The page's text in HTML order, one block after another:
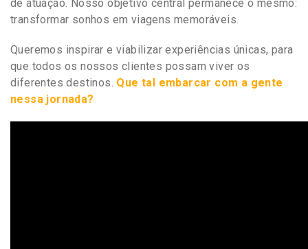
de atuação. Nosso objetivo central permanece o mesmo:
transformar sonhos em viagens memoráveis.
Queremos inspirar e viabilizar experiências únicas, para
que todos os nossos clientes possam viver os
diferentes destinos. Que tal embarcar com a gente
nessa jornada?